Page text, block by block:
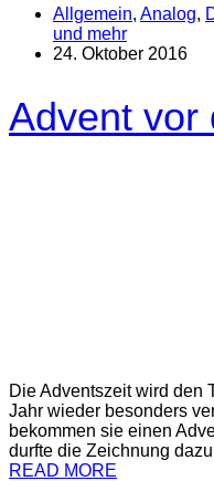
Allgemein, Analog,
und mehr
24. Oktober 2016
Advent vor
Die Adventszeit wird den
Jahr wieder besonders
bekommen sie einen
durfte die Zeichnung
READ MORE